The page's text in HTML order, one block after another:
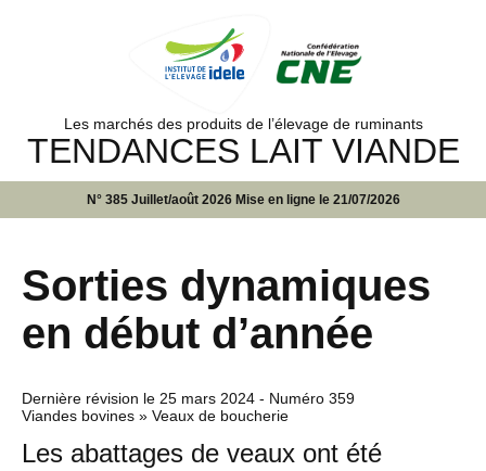
Les marchés des produits de l’élevage de ruminants
TENDANCES LAIT VIANDE
N° 385 Juillet/août 2026 Mise en ligne le 21/07/2026
Sorties dynamiques
en début d’année
Dernière révision le 25 mars 2024 - Numéro 359
Viandes bovines » Veaux de boucherie
Les abattages de veaux ont été